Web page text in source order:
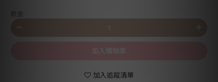
加入追蹤清單